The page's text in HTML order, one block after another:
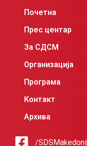
Почетна
Прес центар
За СДСМ
Организација
Програма
Контакт
Архива
/